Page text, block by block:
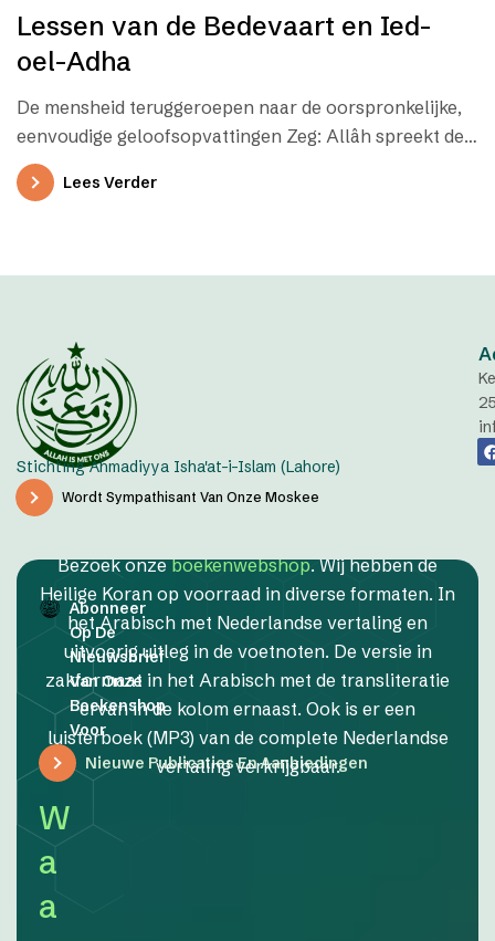
Lessen van de Bedevaart en Ied-
oel-Adha
De mensheid teruggeroepen naar de oorspronkelijke,
eenvoudige geloofsopvattingen Zeg: Allâh spreekt de
waarheid; volg dus de religie van Abraham, de…
Lees Verder
Stichting Ahmadiyya Isha'at-i-Islam (Lahore)
Wordt Sympathisant Van Onze Moskee
Abonneer
Op De
Nieuwsbrief
Van Onze
Boekenshop
Voor
Nieuwe Publicaties En Aanbiedingen
W
a
a
Bezoek onzeboekenwebshop. Wij hebben de
Heilige Koran op voorraad in diverse formaten. In
het Arabisch met Nederlandse vertaling en
uitvoerig uitleg in de voetnoten. De versie in
zakformaat in het Arabisch met de transliteratie
ervan in de kolom ernaast. Ook is er een
luisterboek (MP3) van de complete Nederlandse
vertaling verkrijgbaar.